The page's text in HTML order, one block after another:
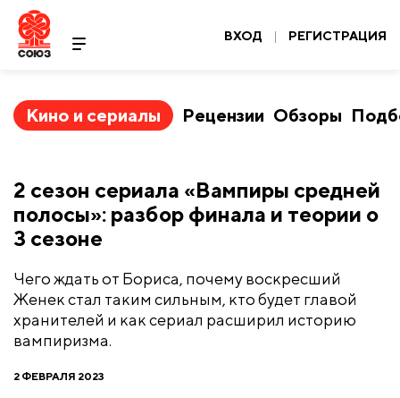
ВХОД | РЕГИСТРАЦИЯ
Кино и сериалы Рецензии Обзоры
​2 сезон сериала «Вампиры средней
полосы»: разбор финала и теории о
3 сезоне
Чего ждать от Бориса, почему воскресший
Женек стал таким сильным, кто будет главой
хранителей и как сериал расширил историю
вампиризма.
2 ФЕВРАЛЯ 2023